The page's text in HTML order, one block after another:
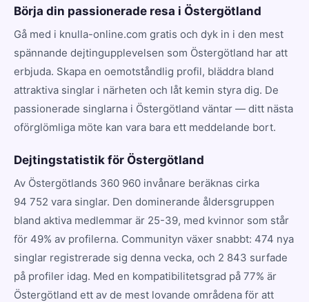
Börja din passionerade resa i Östergötland
Gå med i knulla-online.com gratis och dyk in i den mest
spännande dejtingupplevelsen som Östergötland har att
erbjuda. Skapa en oemotståndlig profil, bläddra bland
attraktiva singlar i närheten och låt kemin styra dig. De
passionerade singlarna i Östergötland väntar — ditt nästa
oförglömliga möte kan vara bara ett meddelande bort.
Dejtingstatistik för Östergötland
Av Östergötlands 360 960 invånare beräknas cirka
94 752 vara singlar. Den dominerande åldersgruppen
bland aktiva medlemmar är 25-39, med kvinnor som står
för 49% av profilerna. Communityn växer snabbt: 474 nya
singlar registrerade sig denna vecka, och 2 843 surfade
på profiler idag. Med en kompatibilitetsgrad på 77% är
Östergötland ett av de mest lovande områdena för att